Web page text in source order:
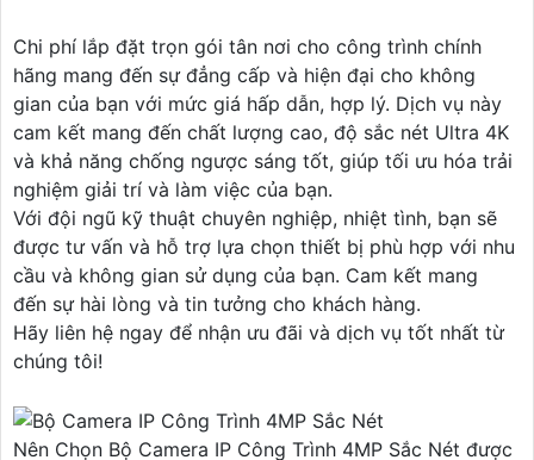
Chi phí lắp đặt trọn gói tân nơi cho công trình chính
hãng mang đến sự đẳng cấp và hiện đại cho không
gian của bạn với mức giá hấp dẫn, hợp lý. Dịch vụ này
cam kết mang đến chất lượng cao, độ sắc nét Ultra 4K
và khả năng chống ngược sáng tốt, giúp tối ưu hóa trải
nghiệm giải trí và làm việc của bạn.
Với đội ngũ kỹ thuật chuyên nghiệp, nhiệt tình, bạn sẽ
được tư vấn và hỗ trợ lựa chọn thiết bị phù hợp với nhu
cầu và không gian sử dụng của bạn. Cam kết mang
đến sự hài lòng và tin tưởng cho khách hàng.
Hãy liên hệ ngay để nhận ưu đãi và dịch vụ tốt nhất từ
chúng tôi!
Nên Chọn Bộ Camera IP Công Trình 4MP Sắc Nét được